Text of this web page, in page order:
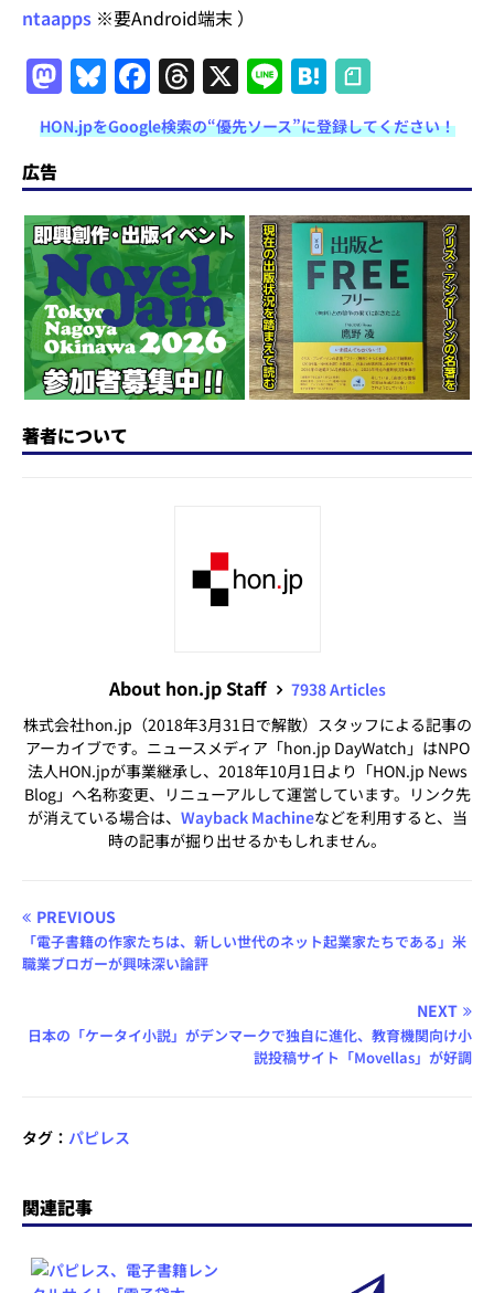
ntaapps ※要Android端末 ）
M
a
st
o
d
o
n
Bl
u
e
s
k
y
F
a
c
e
b
o
o
k
T
h
re
a
d
s
X Li
n
e
H
at
e
n
a
HON.jpをGoogle検索の“優先ソース”に登録してください！
広告
著者について
About hon.jp Staff
7938 Articles
株式会社hon.jp（2018年3月31日で解散）スタッフによる記事の
アーカイブです。ニュースメディア「hon.jp DayWatch」はNPO
法人HON.jpが事業継承し、2018年10月1日より「HON.jp News
Blog」へ名称変更、リニューアルして運営しています。リンク先
が消えている場合は、 Wayback Machineなどを利用すると、当
時の記事が掘り出せるかもしれません。
PREVIOUS
「電子書籍の作家たちは、新しい世代のネット起業家たちである」米
職業ブロガーが興味深い論評
NEXT
日本の「ケータイ小説」がデンマークで独自に進化、教育機関向け小
説投稿サイト「Movellas」が好調
タグ： パピレス
関連記事